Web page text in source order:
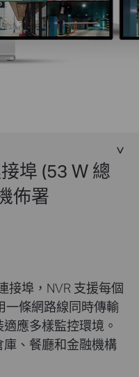
埠 (53 W 總
佈署
接埠，NVR 支援每個
一條網路線同時傳輸
應多樣監控環境。
、餐廳和金融機構